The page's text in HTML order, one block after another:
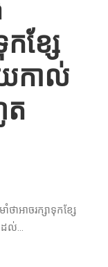
កខ្សែ
យកាល់
ត
ាអាចរក្សាទុកខ្សែ
ដល់...